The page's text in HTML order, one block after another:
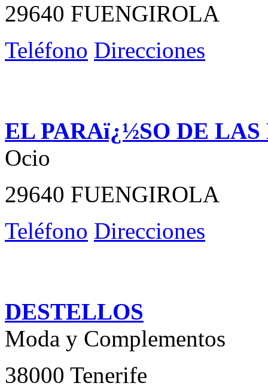
29640 FUENGIROLA
Teléfono Direcciones
EL PARAï¿½SO DE LAS
Ocio
29640 FUENGIROLA
Teléfono Direcciones
DESTELLOS
Moda y Complementos
38000 Tenerife